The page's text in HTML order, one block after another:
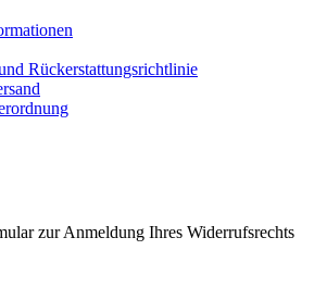
Rückerstattungsrichtlinie
zur Anmeldung Ihres Widerrufsrechts